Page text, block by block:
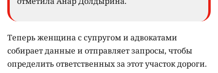
Теперь женщина с супругом и адвокатами
собирает данные и отправляет запросы, чтобы
определить ответственных за этот участок дороги.